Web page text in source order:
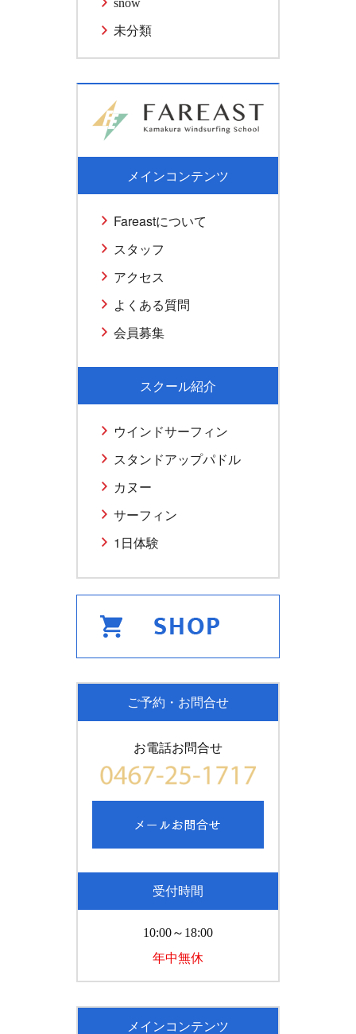
snow
未分類
メインコンテンツ
Fareastについて
スタッフ
アクセス
よくある質問
会員募集
スクール紹介
ウインドサーフィン
スタンドアップパドル
カヌー
サーフィン
1日体験
ご予約・お問合せ
お電話お問合せ
受付時間
10:00～18:00
年中無休
メインコンテンツ